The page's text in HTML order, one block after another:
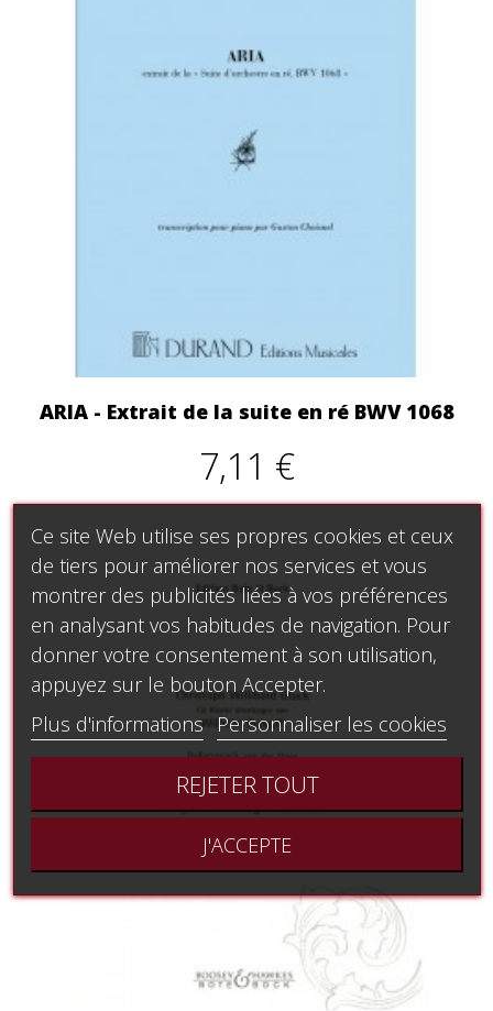
ARIA - Extrait de la suite en ré BWV 1068
7,11 €
Ce site Web utilise ses propres cookies et ceux
de tiers pour améliorer nos services et vous
montrer des publicités liées à vos préférences
en analysant vos habitudes de navigation. Pour
donner votre consentement à son utilisation,
appuyez sur le bouton Accepter.
Plus d'informations
Personnaliser les cookies
REJETER TOUT
J'ACCEPTE